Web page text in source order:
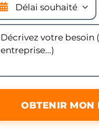
OBTENIR MON